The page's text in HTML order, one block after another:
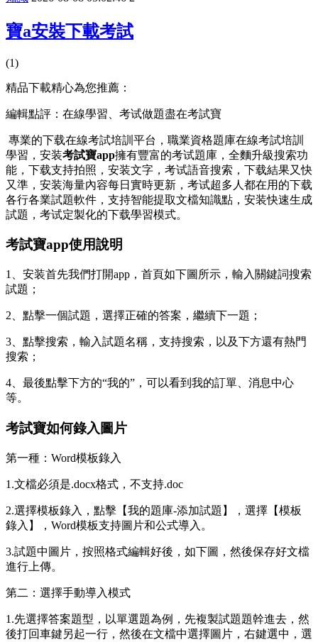
寶a安裝下載考試
(1)
精品下載精心為您推薦：
編輯點評：在線學習、考试做題盡在考試寶
專業的下载在線考試培訓平台，職業資格題庫在線考試培訓
學習，安装考試寶app擁有豐富的考试題庫，全麵升級搜索功
能，下载支持拍照，安装文字，考试語音搜索，下载結果又快
又準，安装海量內容每日實時更新，考试超多人都在用的下载
各行各業試題軟件，支持智能提取文檔知識點，安装快速生成
試題，考试定製化的下载學習模式。
考試寶app使用說明
1、安装首先我們打開app，首頁如下圖所示，輸入關鍵詞搜索
試題；
2、點擊一個試題，選擇正確的答案，繼續下一題；
3、點擊搜索，輸入試題名稱，支持搜索，以及下方還有熱門
搜索；
4、最後點擊下方的“我的”，可以看到我的訂單、消息中心
等。
考試寶如何錄入圖片
第一種：Word模板錄入
1.文檔必須是.docx格式，不支持.doc
2.選擇模板錄入，點擊【我的題庫-添加試題】，選擇【模板
錄入】，Word模板支持圖片和公式導入。
3.試題中圖片，按照格式編輯好後，如下圖，然後保存好文檔
進行上傳。
第二：選擇手動導入模式
1.先選擇答案題型，以單選題為例，先複製試題題幹進去，然
後打回車鍵另起一行，然後在文檔中選擇圖片，右鍵選中，選